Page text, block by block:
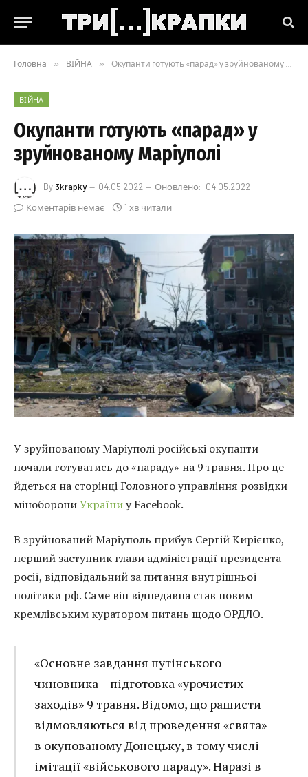
Головна » ВІЙНА » Окупанти готують «парад» у зруйнованому Маріуполі
ВІЙНА
Окупанти готують «парад» у
зруйнованому Маріуполі
By 3krapky 04.05.2022 Оновлено: 04.05.2022
Коментарів немає
1 хв читали
У зруйнованому Маріуполі російські окупанти
почали готуватись до «параду» на 9 травня. Про це
йдеться на сторінці Головного управління розвідки
міноборониУкраїниу Facebook.
В зруйнований Маріуполь прибув Сергій Кирієнко,
перший заступник глави адміністрації президента
росії, відповідальний за питання внутрішньої
політики рф. Саме він віднедавна став новим
кремлівським куратором питань щодо ОРДЛО.
«Основне завдання путінського
чиновника – підготовка «урочистих
заходів» 9 травня. Відомо, що рашисти
відмовляються від проведення «свята»
в окупованому Донецьку, в тому числі
імітації «військового параду». Наразі в